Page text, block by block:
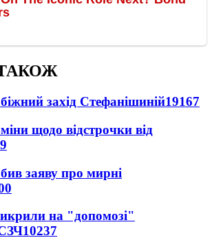
захід Стефанішиній19167
щодо відстрочки від
заяву про мирні
на "допомозі"
10237